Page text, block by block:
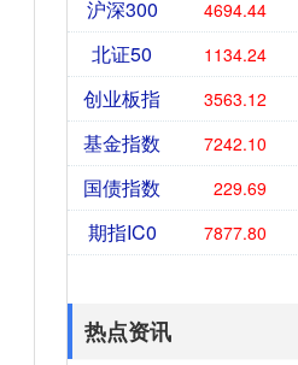
沪深300 4694.44
北证50 1134.24
创业板指 3563.12
基金指数 7242.10
国债指数 229.69
期指IC0 7877.80
热点资讯